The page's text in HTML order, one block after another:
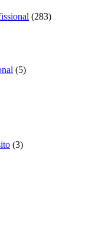
(283)
(5)
(3)